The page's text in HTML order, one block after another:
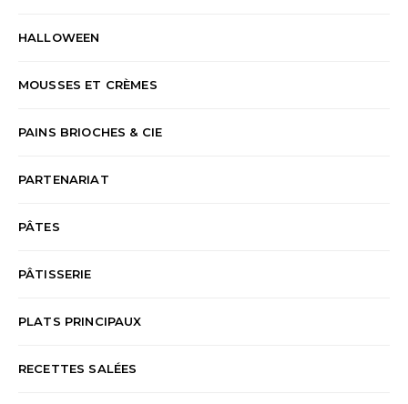
HALLOWEEN
MOUSSES ET CRÈMES
PAINS BRIOCHES & CIE
PARTENARIAT
PÂTES
PÂTISSERIE
PLATS PRINCIPAUX
RECETTES SALÉES